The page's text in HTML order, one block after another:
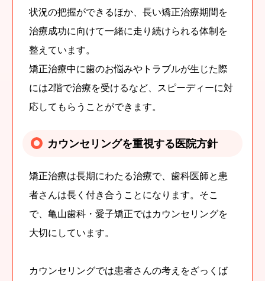
状況の把握ができるほか、長い矯正治療期間を
治療成功に向けて一緒に走り続けられる体制を
整えています。
矯正治療中に歯のお悩みやトラブルが生じた際
には2階で治療を受けるなど、スピーディーに対
応してもらうことができます。
カウンセリングを重視する医院方針
矯正治療は長期にわたる治療で、歯科医師と患
者さんは長く付き合うことになります。そこ
で、亀山歯科・愛子矯正ではカウンセリングを
大切にしています。
カウンセリングでは患者さんの考えをざっくば